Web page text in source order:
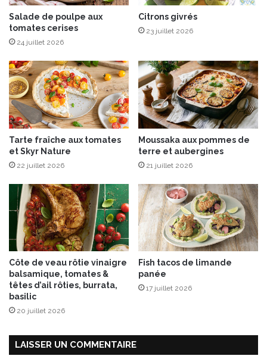
d
e
s
à
a
p
r
o
v
e
n
ç
a
t
e
s
a
e
c
l
a
s
é
e
c
p
é
c
i
a
I
Salade de poulpe aux
tomates cerises
24 juillet 2026
Citrons givrés
23 juillet 2026
Tarte fraîche aux tomates
et Skyr Nature
22 juillet 2026
Moussaka aux pommes de
terre et aubergines
21 juillet 2026
Côte de veau rôtie vinaigre
balsamique, tomates &
têtes d’ail rôties, burrata,
basilic
20 juillet 2026
Fish tacos de limande
panée
17 juillet 2026
LAISSER UN COMMENTAIRE